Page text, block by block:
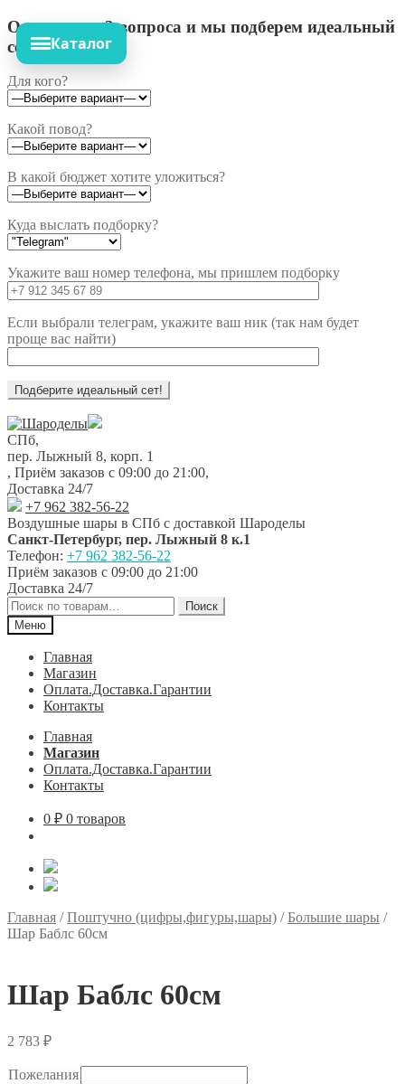
Ответьте на 3 вопроса и мы подберем идеальный
сет!
Для кого?
Какой повод?
В какой бюджет хотите уложиться?
Куда выслать подборку?
Укажите ваш номер телефона, мы пришлем подборку
Если выбрали телеграм, укажите ваш ник (так нам будет
проще вас найти)
Перейти
к
навигации
Перейти
к
содержимому
СПб,
пер. Лыжный 8, корп. 1
, Приём заказов с 09:00 до 21:00,
Доставка 24/7
+7 962 382-56-22
Воздушные шары в СПб с доставкой Шароделы
Санкт-Петербург, пер. Лыжный 8 к.1
Телефон: +7 962 382-56-22
Приём заказов с 09:00 до 21:00
Доставка 24/7
Искать:
Поиск
Меню
Главная
Магазин
Оплата.Доставка.Гарантии
Контакты
Главная
Магазин
Оплата.Доставка.Гарантии
Контакты
0 ₽ 0 товаров
Каталог
Главная /Поштучно (цифры,фигуры,шары) /Большие шары /
Шар Баблс 60см
Шар Баблс 60см
2 783 ₽
Пожелания